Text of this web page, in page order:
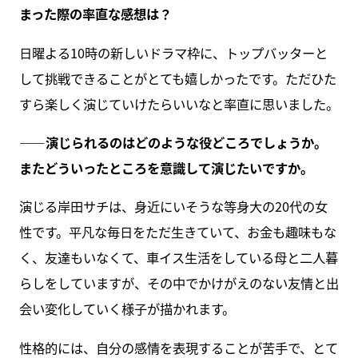
まった際の率直な感想は？
日曜よる10時の新しいドラマ枠に、トップバッターと
して挑戦できることがとても嬉しかったです。ただひた
すら楽しく演じていけたらいいなと率直に思いました。
――演じられるのはどのような役どころでしょうか。
またどういったところを意識して演じたいですか。
演じる岸田サチは、身近にいそうな等身大の20代の女
性です。平凡な毎日をただ生きていて、お金も趣味もな
く、友達もいなくて、車イス生活をしている母と二人暮
らしをしていますが、その中でかけがえのない友情と出
会い変化していく様子が描かれます。
性格的には、自分の感情を表現することが苦手で、とて